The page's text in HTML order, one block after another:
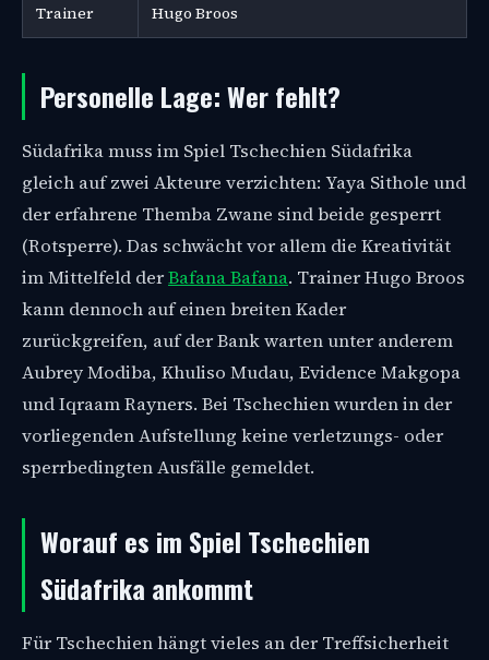
Trainer Hugo Broos
Personelle Lage: Wer fehlt?
Südafrika muss im Spiel Tschechien Südafrika
gleich auf zwei Akteure verzichten: Yaya Sithole und
der erfahrene Themba Zwane sind beide gesperrt
(Rotsperre). Das schwächt vor allem die Kreativität
im Mittelfeld derBafana Bafana. Trainer Hugo Broos
kann dennoch auf einen breiten Kader
zurückgreifen, auf der Bank warten unter anderem
Aubrey Modiba, Khuliso Mudau, Evidence Makgopa
und Iqraam Rayners. Bei Tschechien wurden in der
vorliegenden Aufstellung keine verletzungs- oder
sperrbedingten Ausfälle gemeldet.
Worauf es im Spiel Tschechien
Südafrika ankommt
Für Tschechien hängt vieles an der Treffsicherheit